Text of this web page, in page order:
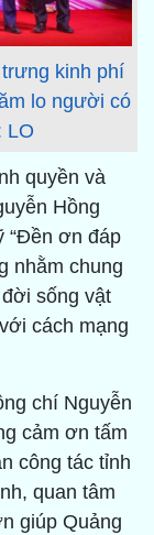
kinh phí
lo người có
LO
quyền và
Hồng
“Đền ơn đáp
nhằm chung
sống vật
cách mạng
chí Nguyễn
cảm ơn tấm
công tác tỉnh
quan tâm
giúp Quảng